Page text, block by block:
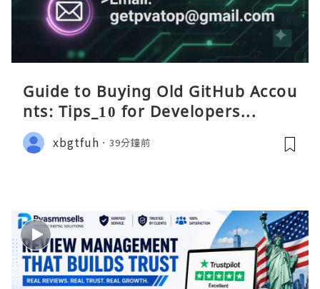
Guide to Buying Old GitHub Accou
nts: Tips_10 for Developers...
xbgtfuh 39分鐘前